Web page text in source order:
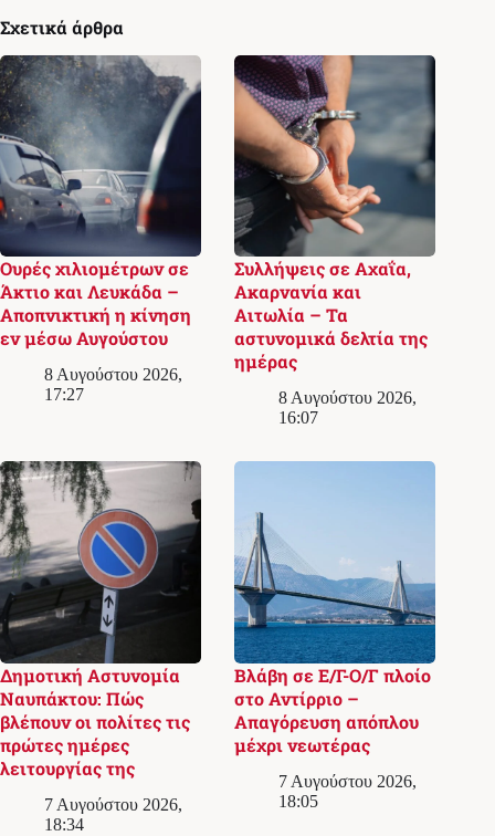
Σχετικά άρθρα
Ουρές χιλιομέτρων σε
Άκτιο και Λευκάδα –
Αποπνικτική η κίνηση
εν μέσω Αυγούστου
8 Αυγούστου 2026,
17:27
Συλλήψεις σε Αχαΐα,
Ακαρνανία και
Αιτωλία – Τα
αστυνομικά δελτία της
ημέρας
8 Αυγούστου 2026,
16:07
Δημοτική Αστυνομία
Ναυπάκτου: Πώς
βλέπουν οι πολίτες τις
πρώτες ημέρες
λειτουργίας της
7 Αυγούστου 2026,
18:34
Βλάβη σε Ε/Γ-Ο/Γ πλοίο
στο Αντίρριο –
Απαγόρευση απόπλου
μέχρι νεωτέρας
7 Αυγούστου 2026,
18:05